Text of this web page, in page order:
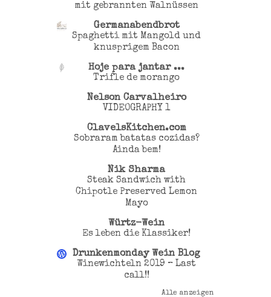
mit gebrannten Walnüssen
Germanabendbrot
Spaghetti mit Mangold und
knusprigem Bacon
Hoje para jantar ...
Trifle de morango
Nelson Carvalheiro
VIDEOGRAPHY 1
ClavelsKitchen.com
Sobraram batatas cozidas?
Ainda bem!
Nik Sharma
Steak Sandwich with
Chipotle Preserved Lemon
Mayo
Würtz-Wein
Es leben die Klassiker!
Drunkenmonday Wein Blog
Winewichteln 2019 – Last
call!!
Alle anzeigen